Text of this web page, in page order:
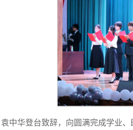
袁中华登台致辞，向圆满完成学业